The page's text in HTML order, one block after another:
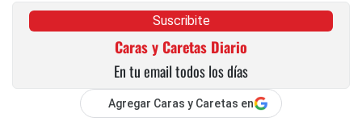
Suscribite
Caras y Caretas Diario
En tu email todos los días
Agregar Caras y Caretas en